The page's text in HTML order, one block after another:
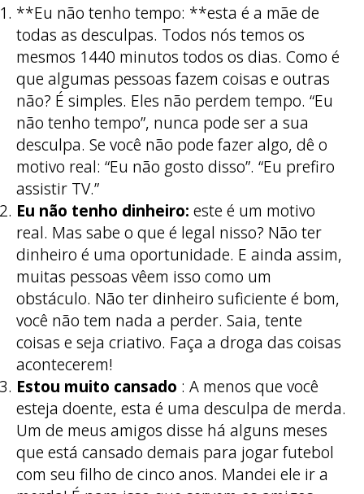
**Eu não tenho tempo: **esta é a mãe de
todas as desculpas. Todos nós temos os
mesmos 1440 minutos todos os dias. Como é
que algumas pessoas fazem coisas e outras
não? É simples. Eles não perdem tempo. “Eu
não tenho tempo”, nunca pode ser a sua
desculpa. Se você não pode fazer algo, dê o
motivo real: “Eu não gosto disso”. “Eu prefiro
assistir TV.”
Eu não tenho dinheiro: este é um motivo
real. Mas sabe o que é legal nisso? Não ter
dinheiro é uma oportunidade. E ainda assim,
muitas pessoas vêem isso como um
obstáculo. Não ter dinheiro suficiente é bom,
você não tem nada a perder. Saia, tente
coisas e seja criativo. Faça a droga das coisas
acontecerem!
Estou muito cansado : A menos que você
esteja doente, esta é uma desculpa de merda.
Um de meus amigos disse há alguns meses
que está cansado demais para jogar futebol
com seu filho de cinco anos. Mandei ele ir a